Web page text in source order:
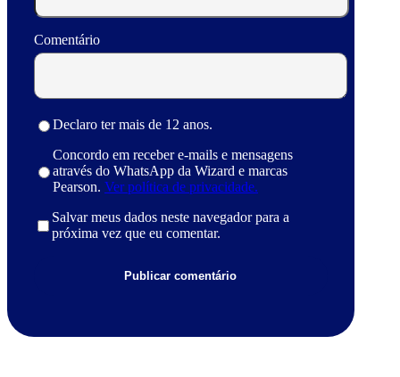
Comentário
Declaro ter mais de 12 anos.
Concordo em receber e-mails e mensagens
através do WhatsApp da Wizard e marcas
Pearson. Ver política de privacidade.
Salvar meus dados neste navegador para a
próxima vez que eu comentar.